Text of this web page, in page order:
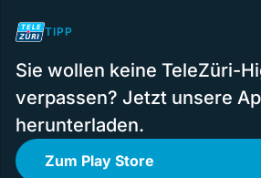
TIPP
Sie wollen keine TeleZüri-
verpassen? Jetzt unsere
herunterladen.
Zum Play Store